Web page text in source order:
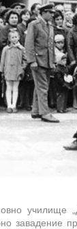
училище
завадение